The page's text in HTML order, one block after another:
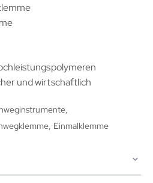
und wirtschaftlich
Einmalklemme